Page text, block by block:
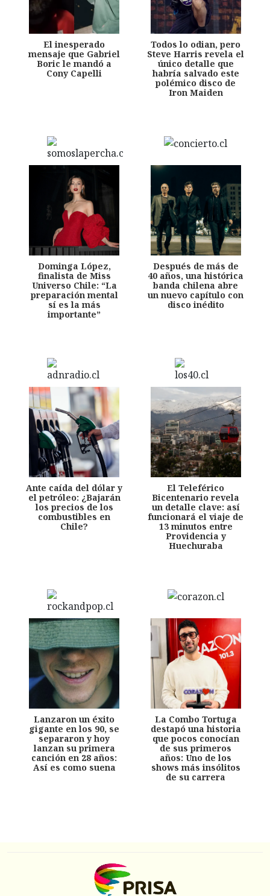
El inesperado
mensaje que Gabriel
Boric le mandó a
Cony Capelli
Todos lo odian, pero
Steve Harris revela el
único detalle que
habría salvado este
polémico disco de
Iron Maiden
Dominga López,
finalista de Miss
Universo Chile: “La
preparación mental
sí es la más
importante”
Después de más de
40 años, una histórica
banda chilena abre
un nuevo capítulo con
disco inédito
Ante caída del dólar y
el petróleo: ¿Bajarán
los precios de los
combustibles en
Chile?
El Teleférico
Bicentenario revela
un detalle clave: así
funcionará el viaje de
13 minutos entre
Providencia y
Huechuraba
Lanzaron un éxito
gigante en los 90, se
separaron y hoy
lanzan su primera
canción en 28 años:
Así es como suena
La Combo Tortuga
destapó una historia
que pocos conocían
de sus primeros
años: Uno de los
shows más insólitos
de su carrera